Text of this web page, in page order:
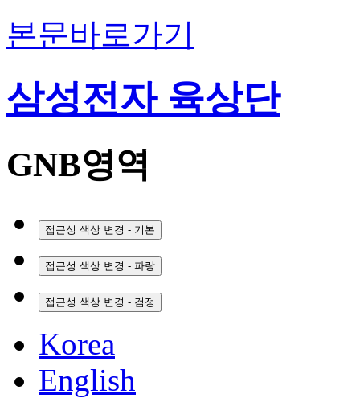
본문바로가기
삼성전자 육상단
GNB영역
접근성 색상 변경 - 기본
접근성 색상 변경 - 파랑
접근성 색상 변경 - 검정
Korea
English